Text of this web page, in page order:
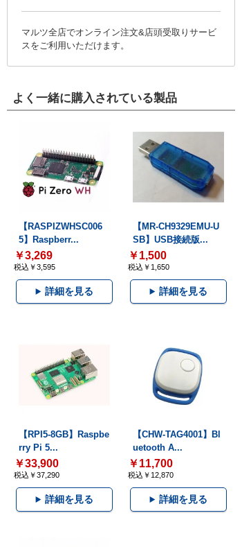
マルツ全店でオンライン注文&店頭受取りサービ
スをご利用いただけます。
よく一緒に購入されている製品
【RASPIZWHSC006
5】Raspberr...
￥3,269
税込￥3,595
詳細を見る
【MR-CH9329EMU-U
SB】USB接続版...
￥1,500
税込￥1,650
詳細を見る
【RPI5-8GB】Raspbe
rry Pi 5...
￥33,900
税込￥37,290
詳細を見る
【CHW-TAG4001】Bl
uetooth A...
￥11,700
税込￥12,870
詳細を見る